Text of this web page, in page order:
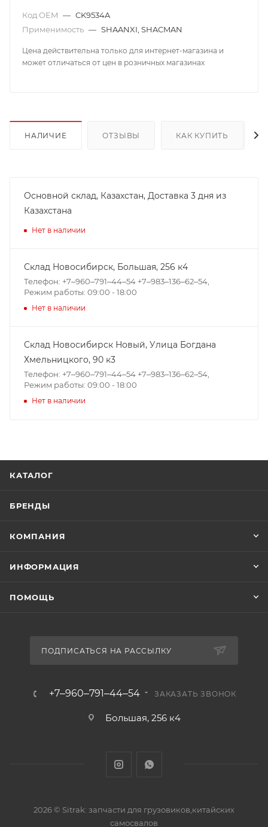
Код OEM — CK9534A
Применимость — SHAANXI, SHACMAN
Цена действительна только для интернет-магазина и
может отличаться от цен в розничных магазинах
НАЛИЧИЕ ОТЗЫВЫ КАК КУПИТЬ
Основной склад, Казахстан, Доставка 3 дня из
Казахстана
Нет в наличии
Склад Новосибирск, ​Большая, 256 к4
Телефон: +7‒960‒791‒44‒54 +7‒983‒136‒62‒54,
Режим работы: 09:00 - 18:00
Нет в наличии
Склад Новосибирск Новый, ​Улица Богдана
Хмельницкого, 90 к3
Телефон: +7‒960‒791‒44‒54 +7‒983‒136‒62‒54,
Режим работы: 09:00 - 18:00
Нет в наличии
КАТАЛОГ
БРЕНДЫ
КОМПАНИЯ
ИНФОРМАЦИЯ
ПОМОЩЬ
ПОДПИСАТЬСЯ НА РАССЫЛКУ
+7‒960‒791‒44‒54 ЗАКАЗАТЬ ЗВОНОК
Большая, 256 к4
2026 © Sitrak: запчасти для грузовиков,китайских
самосвалов